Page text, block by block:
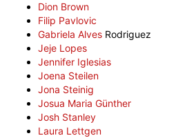
Dion Brown
Filip Pavlovic
Gabriela Alves Rodriguez
Jeje Lopes
Jennifer Iglesias
Joena Steilen
Jona Steinig
Josua Maria Günther
Josh Stanley
Laura Lettgen